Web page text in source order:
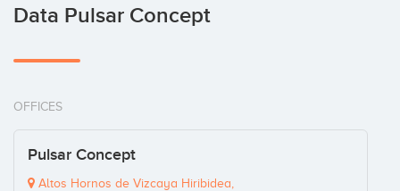
Data Pulsar Concept
OFFICES
Pulsar Concept
Altos Hornos de Vizcaya Hiribidea,